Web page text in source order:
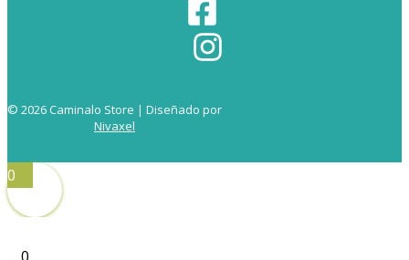
© 2026 Caminalo Store | Diseñado por
Nivaxel
0